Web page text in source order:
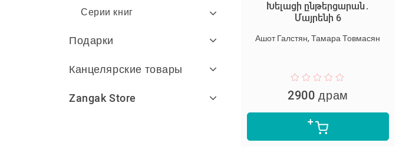
Серии книг
Подарки
Канцелярские товары
Zangak Store
Խելացի ընթերցարան․
Մայրենի 6
Ашот Галстян, Тамара Товмасян
2900 драм